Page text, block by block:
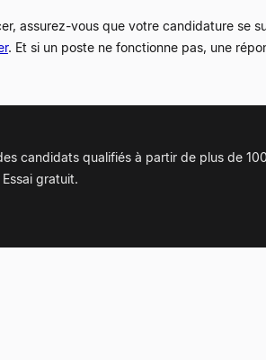
assurez-vous que votre candidature se
. Et si un poste ne fonctionne pas, une
candidats qualifiés à partir de plus de
gratuit.